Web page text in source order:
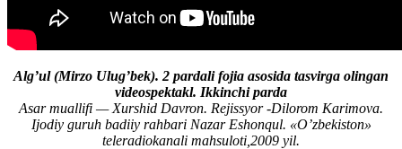
Alg’ul (Mirzo Ulug’bek). 2 pardali fojia asosida tasvirga olingan
videospektakl. Ikkinchi parda
Asar muallifi — Xurshid Davron. Rejissyor -Dilorom Karimova.
Ijodiy guruh badiiy rahbari Nazar Eshonqul. «O’zbekiston»
teleradiokanali mahsuloti,2009 yil.